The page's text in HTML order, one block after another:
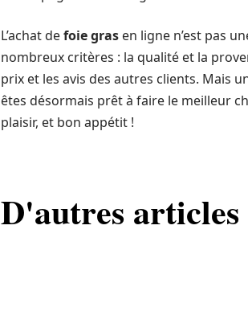
L’achat defoie gras en ligne n’est pas
nombreux critères : la qualité et la
prix et les avis des autres clients. Mais
êtes désormais prêt à faire le meilleur
plaisir, et bon appétit !
D'autres articles